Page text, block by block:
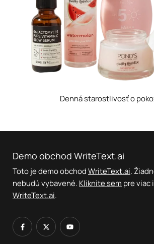
Denná starostlivosť o
Demo obchod WriteText.ai
Toto je demo obchodWriteText.ai.
nebudú vybavené. Kliknite sem pre viac
WriteText.ai.